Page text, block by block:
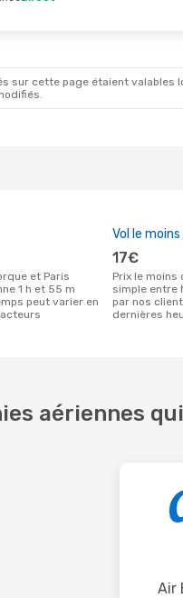
PAR
sur cette page étaient valables
1 h et 55 m
peut varier en
Vol le
17€
Prix le moins cher pour un vol aller
simple entre
par nos
dernières
aériennes
Air